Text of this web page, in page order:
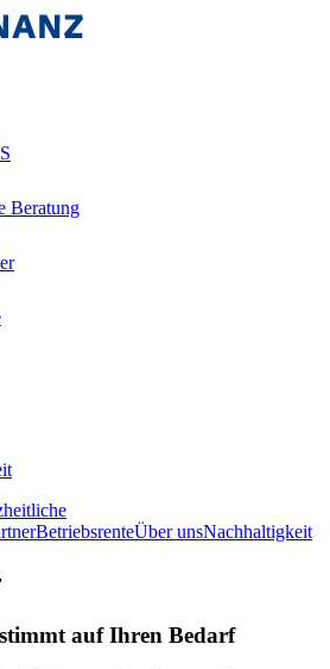
Beratung
BetriebsrenteÜber unsNachhaltigkeit
auf Ihren Bedarf